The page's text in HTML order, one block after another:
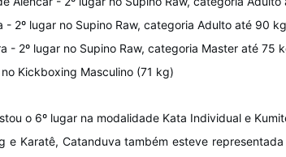
- 2º lugar no Supino Raw, categoria Adulto até 90 kg
- 2º lugar no Supino Raw, categoria Master até 75
Kickboxing Masculino (71 kg)
o 6º lugar na modalidade Kata Individual e
e Karatê, Catanduva também esteve